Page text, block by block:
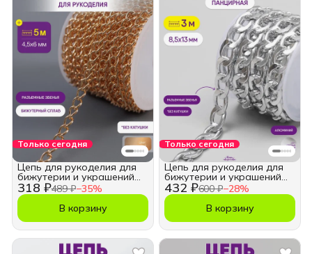
Только сегодня
318 ₽489 ₽−35%
Цепь для рукоделия для
бижутерии и украшений
4,5х6 мм.
В корзину
Только сегодня
432 ₽600 ₽−28%
Цепь для рукоделия для
бижутерии и украшений
13х8,5 мм.
В корзину